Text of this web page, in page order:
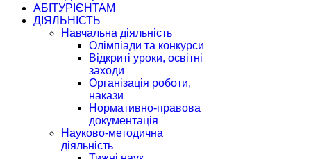
АБІТУРІЄНТАМ
ДІЯЛЬНІСТЬ
Навчальна діяльність
Олімпіади та конкурси
Відкриті уроки, освітні
заходи
Організація роботи,
накази
Нормативно-правова
документація
Науково-методична
діяльність